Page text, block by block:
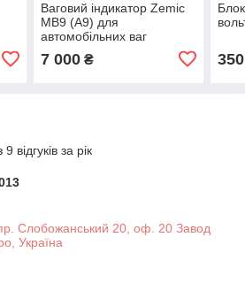
Ваговий індикатор Zemic
MB9 (А9) для
автомобільних ваг
7 000₴ 350
відгуків за рік
Слобожанський 20, оф. 20 Завод
Україна